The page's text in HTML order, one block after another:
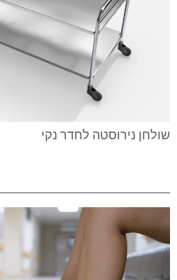
שולחן נירוסטה לחדר נקי